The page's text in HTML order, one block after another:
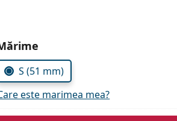
parametrii
S (51 mm)
este marimea mea?